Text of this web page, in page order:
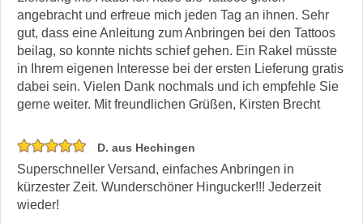
angebracht und erfreue mich jeden Tag an ihnen. Sehr
gut, dass eine Anleitung zum Anbringen bei den Tattoos
beilag, so konnte nichts schief gehen. Ein Rakel müsste
in Ihrem eigenen Interesse bei der ersten Lieferung gratis
dabei sein. Vielen Dank nochmals und ich empfehle Sie
gerne weiter. Mit freundlichen Grüßen, Kirsten Brecht
D. aus Hechingen
Superschneller Versand, einfaches Anbringen in
kürzester Zeit. Wunderschöner Hingucker!!! Jederzeit
wieder!